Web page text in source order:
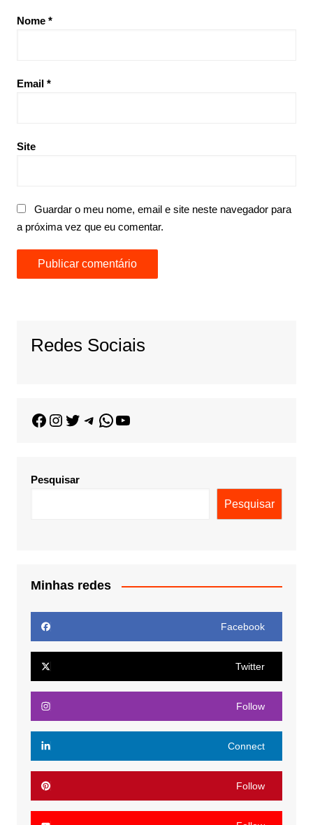
Nome *
Email *
Site
Guardar o meu nome, email e site neste navegador para
a próxima vez que eu comentar.
Redes Sociais
Pesquisar
Pesquisar
Minhas redes
Facebook
Twitter
Follow
Connect
Follow